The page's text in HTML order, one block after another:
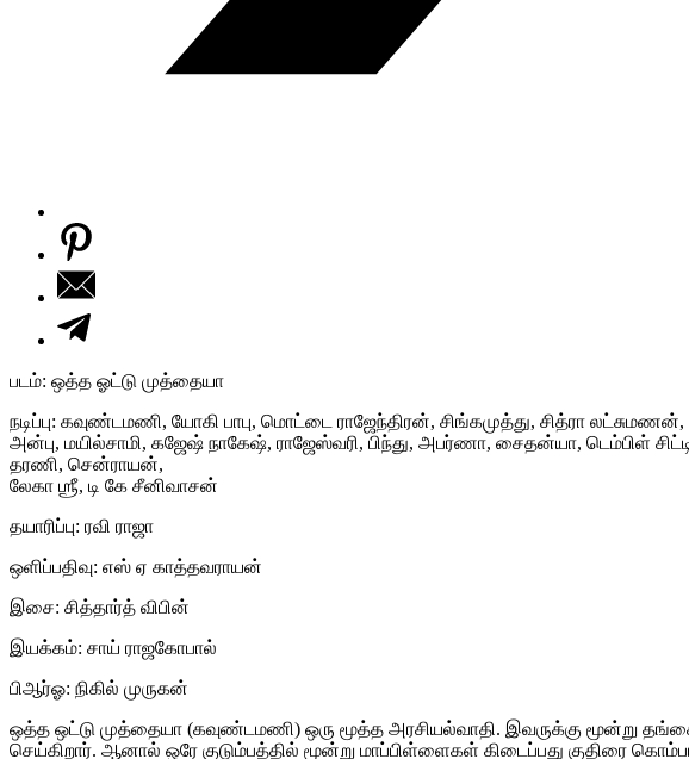
படம்: ஒத்த ஓட்டு முத்தையா
நடிப்பு: கவுண்டமணி, யோகி பாபு, மொட்டை ராஜேந்திரன், சிங்கமுத்து, சித்ரா
அன்பு, மயில்சாமி, கஜேஷ் நாகேஷ், ராஜேஸ்வரி, பிந்து, அபர்ணா, சைதன்யா, டெம்பிள் சிட்டி
தரணி, சென்ராயன்,
லேகா ஶ்ரீ, டி கே சீனிவாசன்
தயாரிப்பு: ரவி ராஜா
ஒளிப்பதிவு: எஸ் ஏ காத்தவராயன்
இசை: சித்தார்த் விபின்
இயக்கம்: சாய் ராஜகோபால்
பிஆர்ஓ: நிகில் முருகன்
ஒத்த ஒட்டு முத்தையா (கவுண்டமணி) ஒரு மூத்த அரசியல்வாதி. இவருக்கு மூன்று
செய்கிறார். ஆனால் ஒரே குடும்பத்தில் மூன்று மாப்பிள்ளைகள் கிடைப்பது குதிரை